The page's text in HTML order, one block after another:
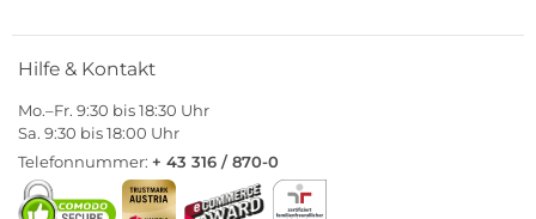
Hilfe & Kontakt
Mo.–Fr. 9:30 bis 18:30 Uhr
Sa. 9:30 bis 18:00 Uhr
Telefonnummer: + 43 316 / 870-0